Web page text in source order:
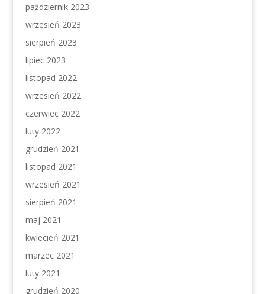
październik 2023
wrzesień 2023
sierpień 2023
lipiec 2023
listopad 2022
wrzesień 2022
czerwiec 2022
luty 2022
grudzień 2021
listopad 2021
wrzesień 2021
sierpień 2021
maj 2021
kwiecień 2021
marzec 2021
luty 2021
grudzień 2020